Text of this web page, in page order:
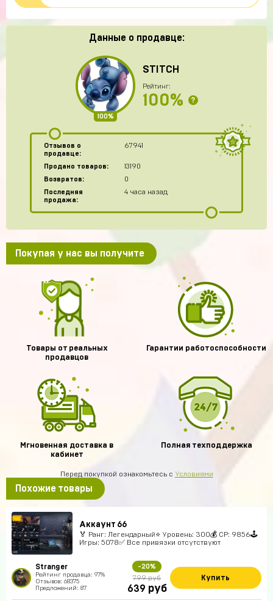
Данные о продавце:
100%
STITCH
Рейтинг:
100% ?
Отзывов о
продавце:
67941
Продано товаров:
13190
Возвратов:
0
Последняя
продажа:
4 часа назад
Покупая у нас вы получите
Товары от реальных
продавцов
Гарантии работоспособности
Мгновенная доставка в
кабинет
Полная техподдержка
Перед покупкой ознакомьтесь с Условиями
Похожие товары
Аккаунт 66
🏅 Ранг: Легендарный⭐️ Уровень: 300💰 CP: 9856🕹
Игры: 5078✅ Все привязки отсутствуют
Stranger
Рейтинг продавца: 97%
Отзывов: 68375
Предложений: 87
-20%
799 руб
639 руб
Купить